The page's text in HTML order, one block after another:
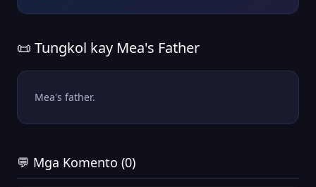
📜 Tungkol kay Mea's Father
Mea's father.
💬 Mga Komento (0)